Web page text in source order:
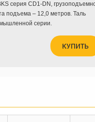
КУПИТЬ
серия CD1-DN,
подъема – 12,0 метров. Таль
серии.